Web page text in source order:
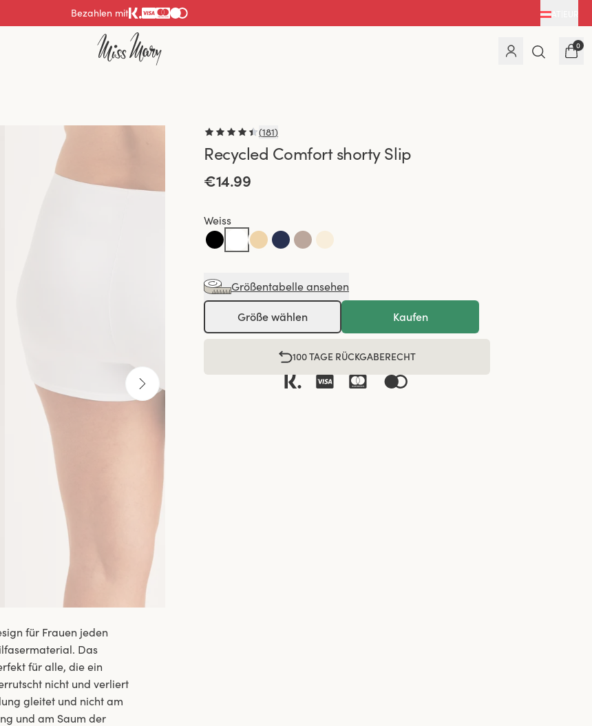
Bezahlen mit
0
(181)
Recycled Comfort shorty Slip
€14.99
Weiss
Größentabelle ansehen
Größe wählen Kaufen
100 TAGE RÜCKGABERECHT
für Frauen jeden
Das
für alle, die ein
nicht und verliert
gleitet und nicht am
und am Saum der